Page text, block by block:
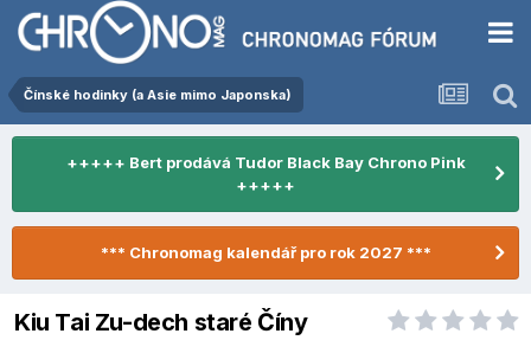
Čínské hodinky (a Asie mimo Japonska)
+++++ Bert prodává Tudor Black Bay Chrono Pink
+++++
*** Chronomag kalendář pro rok 2027 ***
Kiu Tai Zu-dech staré Číny